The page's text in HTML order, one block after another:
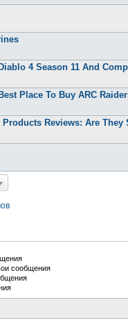
4 Season 11 And
Place To Buy ARC
Products Reviews: Are
сообщения